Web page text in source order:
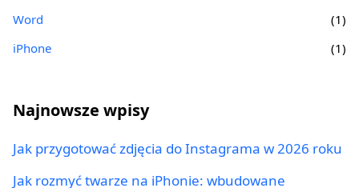
Word
(1)
iPhone
(1)
Najnowsze wpisy
Jak przygotować zdjęcia do Instagrama w 2026 roku
Jak rozmyć twarze na iPhonie: wbudowane